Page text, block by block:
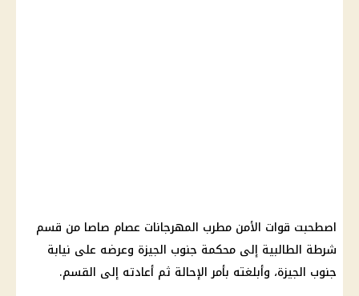
اصطحبت قوات الأمن مطرب المهرجانات عصام صاصا من قسم
شرطة الطالبية إلى محكمة جنوب الجيزة وعرضه على نيابة
جنوب الجيزة، وأبلغته بأمر الإحالة ثم أعادته إلى القسم.